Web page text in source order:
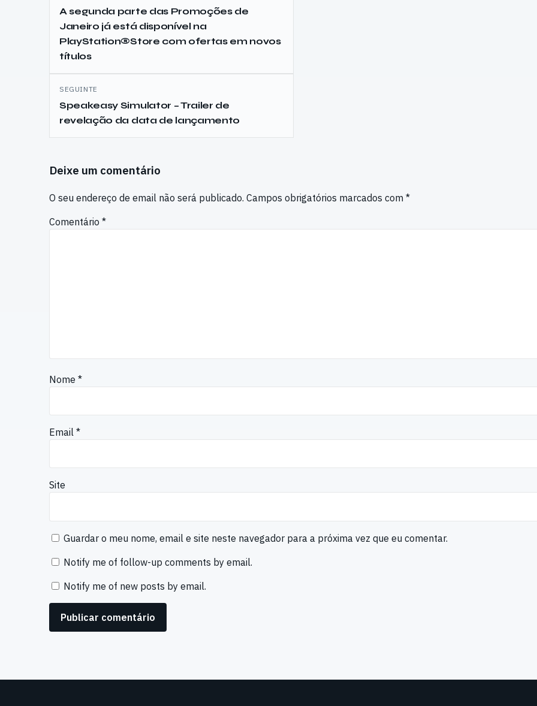
de
artigos
A segunda parte das Promoções de
Janeiro já está disponível na
PlayStation®Store com ofertas em novos
títulos
SEGUINTE
Speakeasy Simulator – Trailer de
revelação da data de lançamento
Deixe um comentário
O seu endereço de email não será publicado. Campos obrigatórios marcados com *
Comentário *
Nome *
Email *
Site
Guardar o meu nome, email e site neste navegador para a próxima vez que eu comentar.
Notify me of follow-up comments by email.
Notify me of new posts by email.